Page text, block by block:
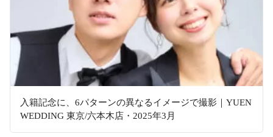
入籍記念に、6パターンの異なるイメージで撮影｜YUEN
WEDDING 東京/六本木店・2025年3月